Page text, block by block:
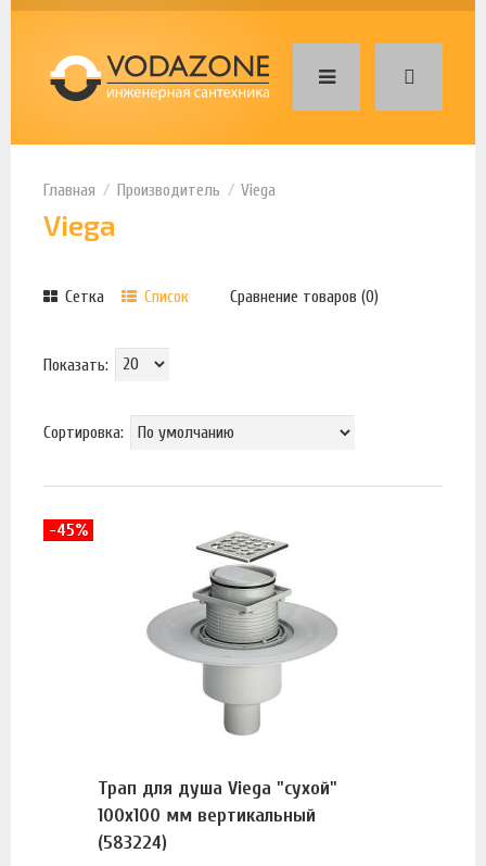
Производитель Viega
Viega
Сетка Список Сравнение товаров (0)
Показать:
Сортировка:
Трап для душа Viega "сухой"
100х100 мм вертикальный
(583224)
-45%